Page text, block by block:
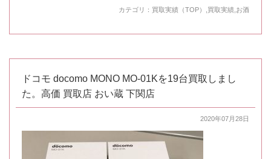
カテゴリ： 買取実績（TOP） ,買取実績,お酒
ドコモ docomo MONO MO-01Kを19台買取しまし
た。高価 買取店 おい蔵 下関店
2020年07月28日